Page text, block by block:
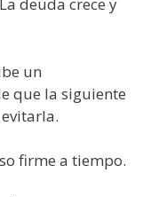
un
que la siguiente
firme a tiempo.